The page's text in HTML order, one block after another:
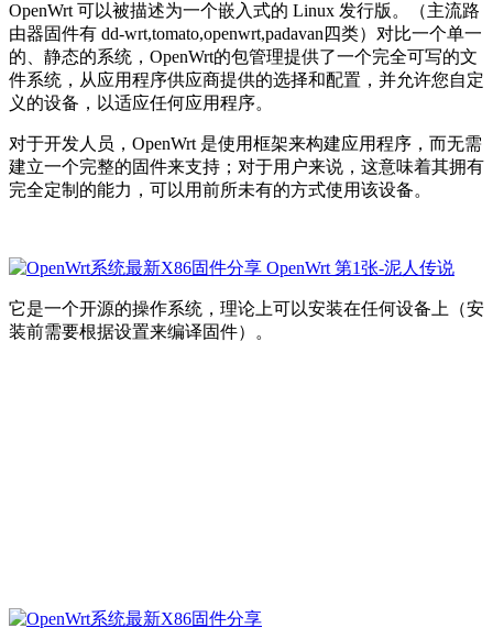
OpenWrt 可以被描述为一个嵌入式的 Linux 发行版。（主流路
由器固件有 dd-wrt,tomato,openwrt,padavan四类）对比一个单一
的、静态的系统，OpenWrt的包管理提供了一个完全可写的文
件系统，从应用程序供应商提供的选择和配置，并允许您自定
义的设备，以适应任何应用程序。
对于开发人员，OpenWrt 是使用框架来构建应用程序，而无需
建立一个完整的固件来支持；对于用户来说，这意味着其拥有
完全定制的能力，可以用前所未有的方式使用该设备。
它是一个开源的操作系统，理论上可以安装在任何设备上（安
装前需要根据设置来编译固件）。